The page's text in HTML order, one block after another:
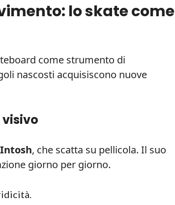
lo skate come
come strumento di
nascosti acquisiscono nuove
, che scatta su pellicola. Il suo
giorno per giorno.